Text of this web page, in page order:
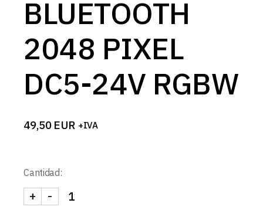
BLUETOOTH
2048 PIXEL
DC5-24V RGBW
49,50 EUR +IVA
Cantidad:
CONTROLADOR LED SPI BLUETOOTH 2048
-
+